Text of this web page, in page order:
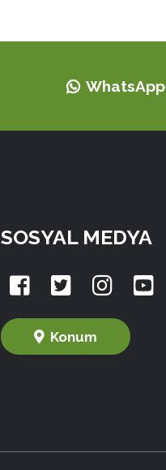
WhatsApp
SOSYAL MEDYA
Konum